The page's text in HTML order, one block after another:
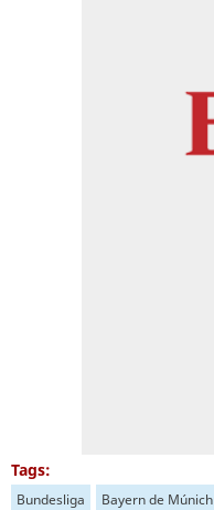
Tags:
Bundesliga Bayern de Múnich